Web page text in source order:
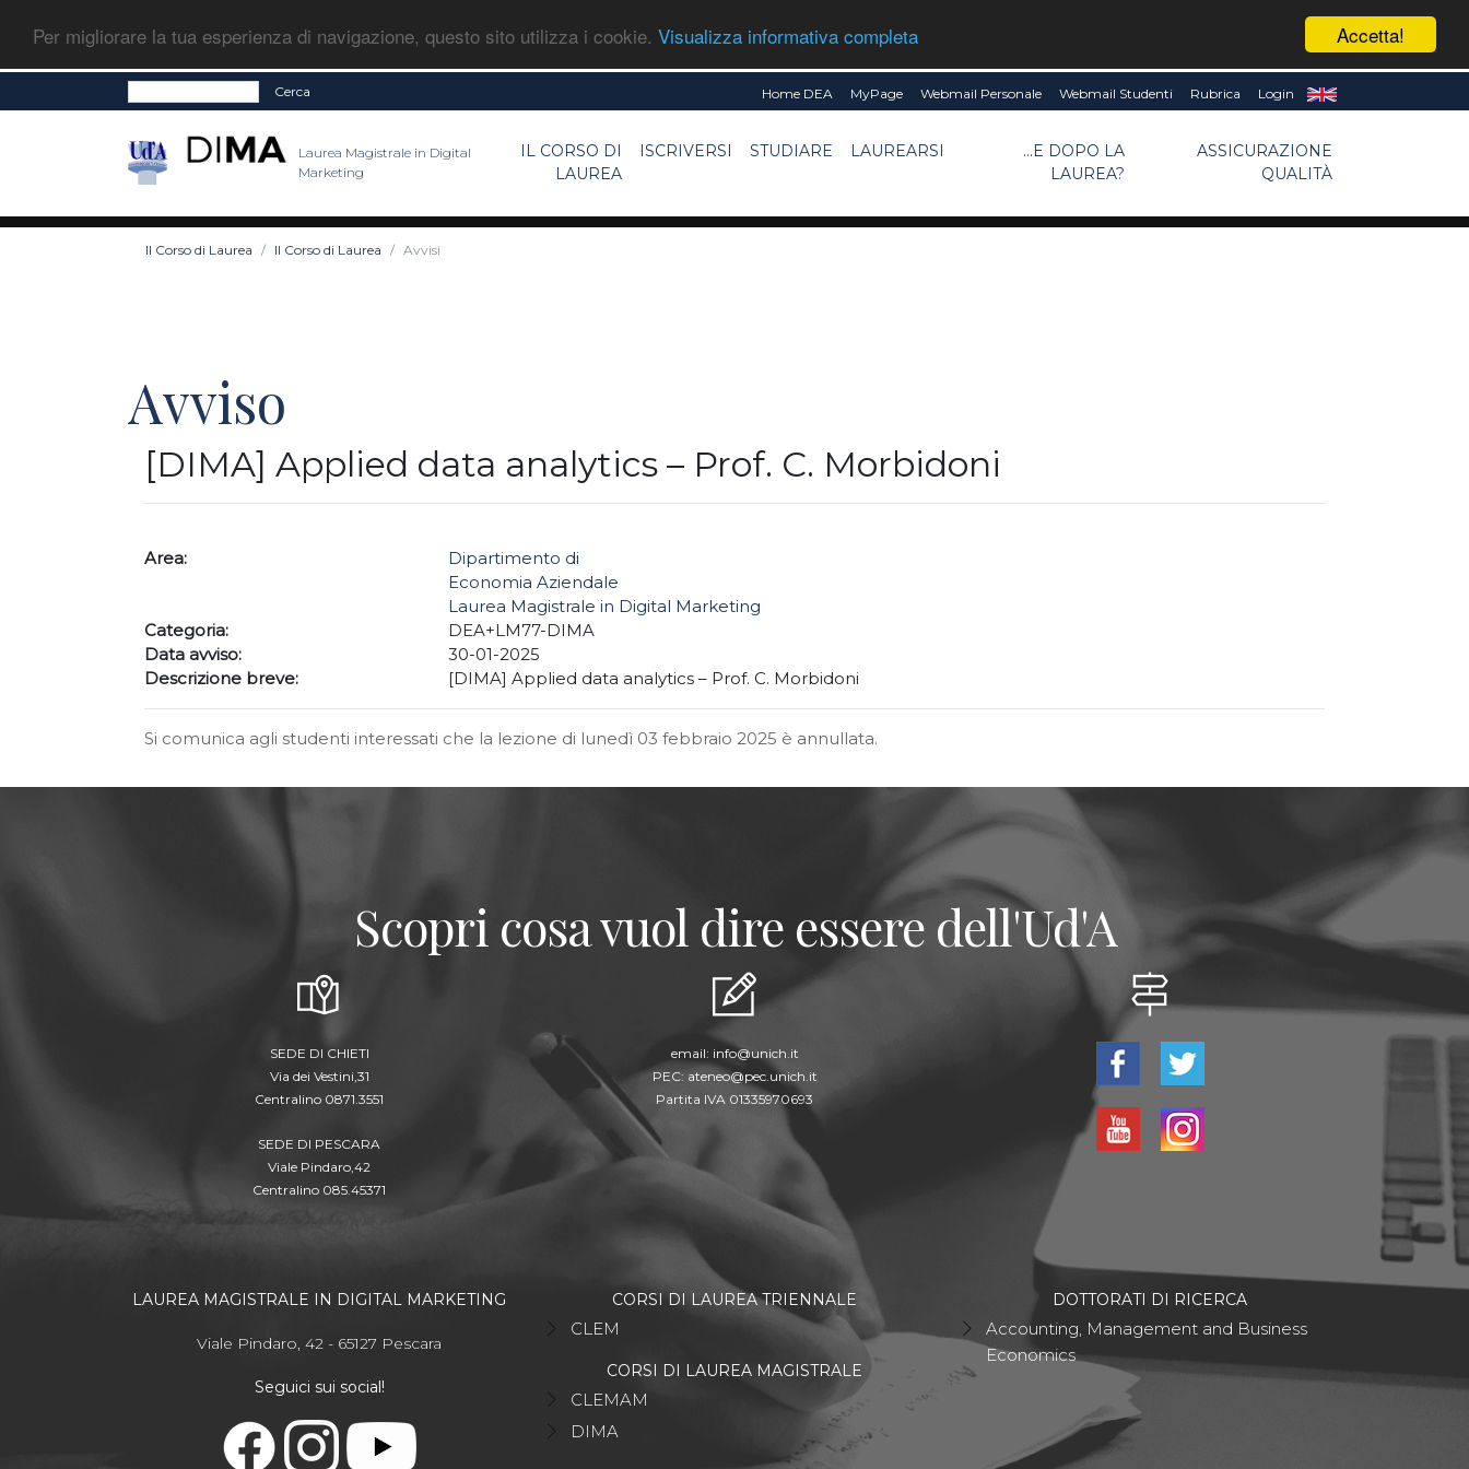
Accetta!
Per migliorare la tua esperienza di navigazione, questo sito utilizza i cookie. Visualizza informativa completa
Cerca Home DEA MyPage Webmail Personale Webmail Studenti Rubrica Login
Laurea Magistrale in Digital
Marketing
IL CORSO DI
LAUREA
ISCRIVERSI STUDIARE LAUREARSI
...E DOPO LA
LAUREA?
ASSICURAZIONE
QUALITÀ
Il Corso di Laurea Il Corso di Laurea Avvisi
Avviso
[DIMA] Applied data analytics – Prof. C. Morbidoni
Area:
Dipartimento di
Economia Aziendale
Laurea Magistrale in Digital Marketing
Categoria:
DEA+LM77-DIMA
Data avviso:
30-01-2025
Descrizione breve:
[DIMA] Applied data analytics – Prof. C. Morbidoni
Si comunica agli studenti interessati che la lezione di lunedì 03 febbraio 2025 è annullata.
Scopri cosa vuol dire essere dell'Ud'A
SEDE DI CHIETI
Via dei Vestini,31
Centralino 0871.3551
SEDE DI PESCARA
Viale Pindaro,42
Centralino 085.45371
email: info@unich.it
PEC: ateneo@pec.unich.it
Partita IVA 01335970693
LAUREA MAGISTRALE IN DIGITAL MARKETING
Viale Pindaro, 42 - 65127 Pescara
Seguici sui social!
CORSI DI LAUREA TRIENNALE
CLEM
CORSI DI LAUREA MAGISTRALE
CLEMAM
DIMA
DOTTORATI DI RICERCA
Accounting, Management and Business
Economics